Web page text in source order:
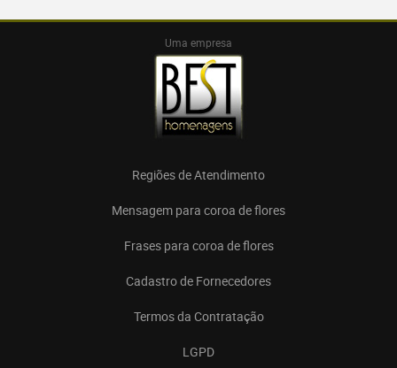
Uma empresa
Regiões de Atendimento
Mensagem para coroa de flores
Frases para coroa de flores
Cadastro de Fornecedores
Termos da Contratação
LGPD